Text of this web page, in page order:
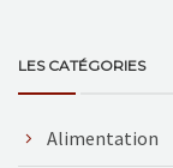
LES CATÉGORIES
Alimentation